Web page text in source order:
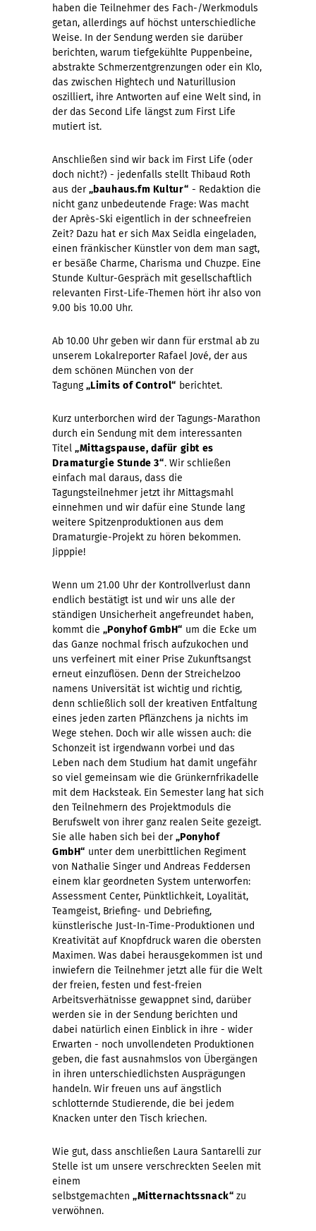
haben die Teilnehmer des Fach-/Werkmoduls
getan, allerdings auf höchst unterschiedliche
Weise. In der Sendung werden sie darüber
berichten, warum tiefgekühlte Puppenbeine,
abstrakte Schmerzentgrenzungen oder ein Klo,
das zwischen Hightech und Naturillusion
oszilliert, ihre Antworten auf eine Welt sind, in
der das Second Life längst zum First Life
mutiert ist.
Anschließen sind wir back im First Life (oder
doch nicht?) - jedenfalls stellt Thibaud Roth
aus der„bauhaus.fm Kultur“ - Redaktion die
nicht ganz unbedeutende Frage: Was macht
der Après-Ski eigentlich in der schneefreien
Zeit? Dazu hat er sich Max Seidla eingeladen,
einen fränkischer Künstler von dem man sagt,
er besäße Charme, Charisma und Chuzpe. Eine
Stunde Kultur-Gespräch mit gesellschaftlich
relevanten First-Life-Themen hört ihr also von
9.00 bis 10.00 Uhr.
Ab 10.00 Uhr geben wir dann für erstmal ab zu
unserem Lokalreporter Rafael Jové, der aus
dem schönen München von der
Tagung „Limits of Control“ berichtet.
Kurz unterborchen wird der Tagungs-Marathon
durch ein Sendung mit dem interessanten
Titel „Mittagspause, dafür gibt es
Dramaturgie Stunde 3“. Wir schließen
einfach mal daraus, dass die
Tagungsteilnehmer jetzt ihr Mittagsmahl
einnehmen und wir dafür eine Stunde lang
weitere Spitzenproduktionen aus dem
Dramaturgie-Projekt zu hören bekommen.
Jipppie!
Wenn um 21.00 Uhr der Kontrollverlust dann
endlich bestätigt ist und wir uns alle der
ständigen Unsicherheit angefreundet haben,
kommt die „Ponyhof GmbH“ um die Ecke um
das Ganze nochmal frisch aufzukochen und
uns verfeinert mit einer Prise Zukunftsangst
erneut einzuflösen. Denn der Streichelzoo
namens Universität ist wichtig und richtig,
denn schließlich soll der kreativen Entfaltung
eines jeden zarten Pflänzchens ja nichts im
Wege stehen. Doch wir alle wissen auch: die
Schonzeit ist irgendwann vorbei und das
Leben nach dem Studium hat damit ungefähr
so viel gemeinsam wie die Grünkernfrikadelle
mit dem Hacksteak. Ein Semester lang hat sich
den Teilnehmern des Projektmoduls die
Berufswelt von ihrer ganz realen Seite gezeigt.
Sie alle haben sich bei der„Ponyhof
GmbH“ unter dem unerbittlichen Regiment
von Nathalie Singer und Andreas Feddersen
einem klar geordneten System unterworfen:
Assessment Center, Pünktlichkeit, Loyalität,
Teamgeist, Briefing- und Debriefing,
künstlerische Just-In-Time-Produktionen und
Kreativität auf Knopfdruck waren die obersten
Maximen. Was dabei herausgekommen ist und
inwiefern die Teilnehmer jetzt alle für die Welt
der freien, festen und fest-freien
Arbeitsverhätnisse gewappnet sind, darüber
werden sie in der Sendung berichten und
dabei natürlich einen Einblick in ihre - wider
Erwarten - noch unvollendeten Produktionen
geben, die fast ausnahmslos von Übergängen
in ihren unterschiedlichsten Ausprägungen
handeln. Wir freuen uns auf ängstlich
schlotternde Studierende, die bei jedem
Knacken unter den Tisch kriechen.
Wie gut, dass anschließen Laura Santarelli zur
Stelle ist um unsere verschreckten Seelen mit
einem
selbstgemachten „Mitternachtssnack“ zu
verwöhnen.